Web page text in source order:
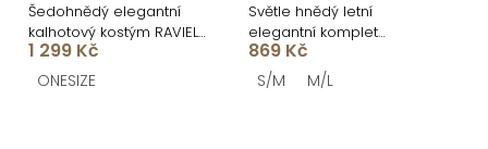
Šedohnědý elegantní
kalhotový kostým RAVIEL
s vestou
1 299 Kč
ONESIZE
Světle hnědý letní
elegantní komplet
LEONAR
869 Kč
S/M M/L